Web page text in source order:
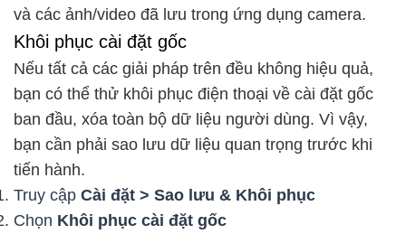
và các ảnh/video đã lưu trong ứng dụng camera.
Khôi phục cài đặt gốc
Nếu tất cả các giải pháp trên đều không hiệu quả,
bạn có thể thử khôi phục điện thoại về cài đặt gốc
ban đầu, xóa toàn bộ dữ liệu người dùng. Vì vậy,
bạn cần phải sao lưu dữ liệu quan trọng trước khi
tiến hành.
Truy cập Cài đặt > Sao lưu & Khôi phục
Chọn Khôi phục cài đặt gốc